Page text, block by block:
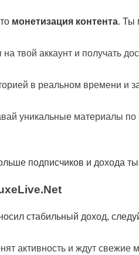
монетизация контента. Ты
твой аккаунт и получать
в реальном времени и
уникальные материалы по
подписчиков и дохода
стабильный доход,
активность и ждут свежие